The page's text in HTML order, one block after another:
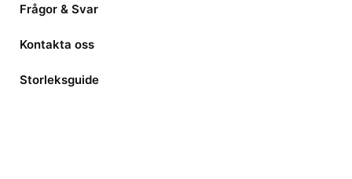
Frågor & Svar
Kontakta oss
Storleksguide